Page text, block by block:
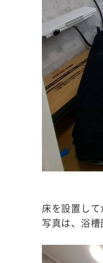
床を設置し
写真は、浴槽